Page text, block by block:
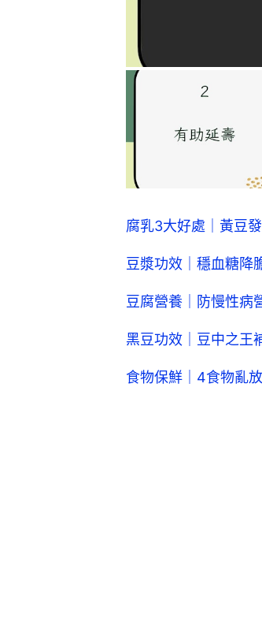
腐乳3大好處｜黃豆
豆漿功效｜穩血糖
豆腐營養｜防慢性病
黑豆功效｜豆中之
食物保鮮｜4食物亂